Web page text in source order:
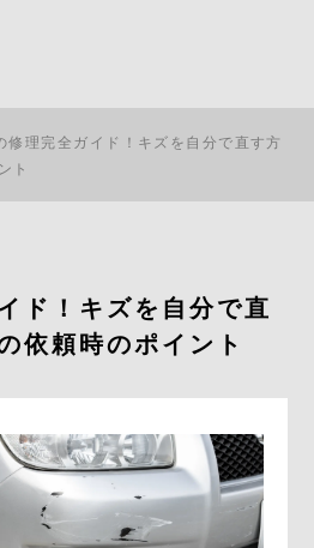
修理完全ガイド！キズを自分で直す方
ト
ド！キズを自分で直
依頼時のポイント
CONTACT